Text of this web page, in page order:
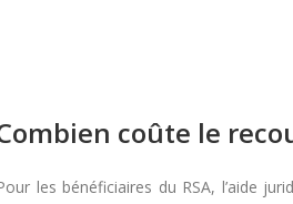
coûte le
les bénéficiaires du RSA, l’aide